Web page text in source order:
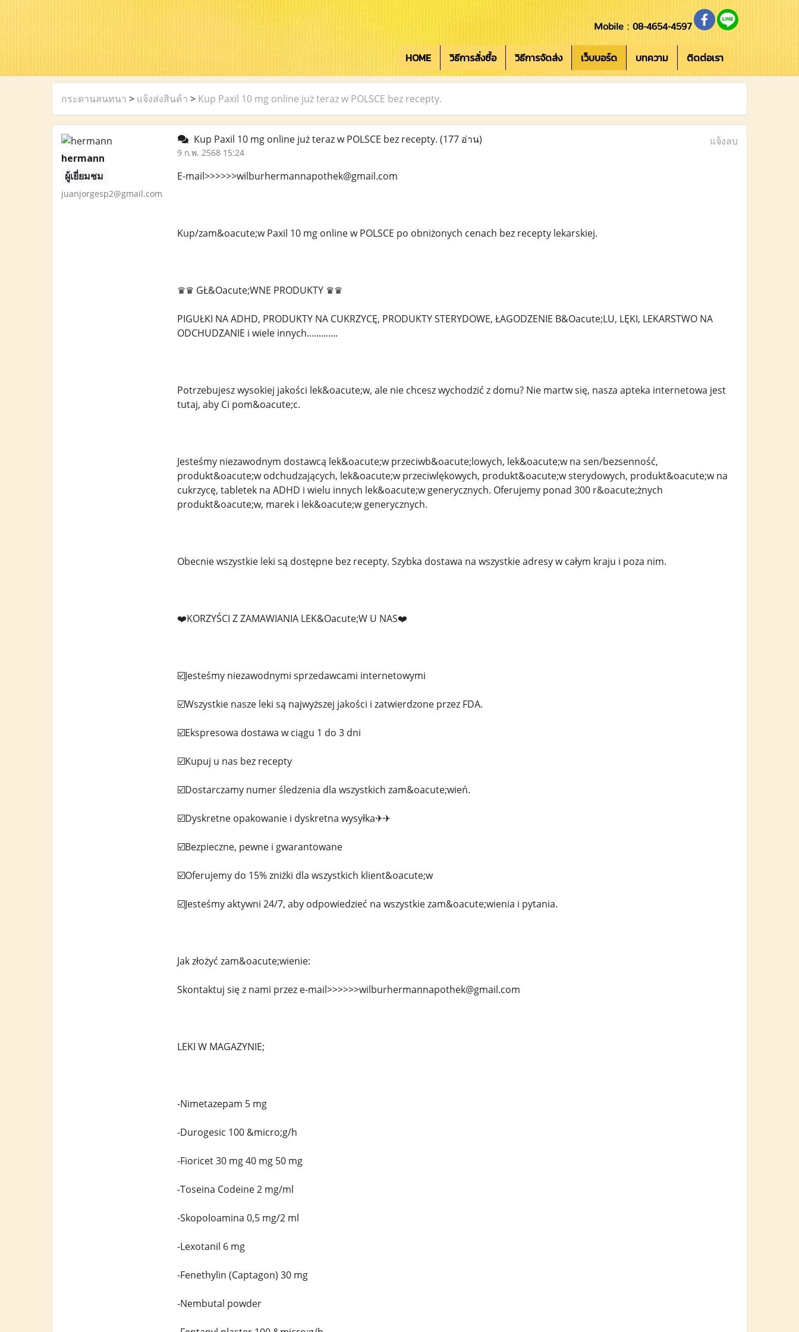
Mobile : 08-4654-4597
HOME วิธีการสั่งซื้อ วิธีการจัดส่ง เว็บบอร์ด บทความ ติดต่อเรา
กระดานสนทนา > แจ้งส่งสินค้า > Kup Paxil 10 mg online już teraz w POLSCE bez recepty.
hermann
ผู้เยี่ยมชม
juanjorgesp2@gmail.com
Kup Paxil 10 mg online już teraz w POLSCE bez recepty. (177 อ่าน)
9 ก.พ. 2568 15:24
แจ้งลบ
E-mail>>>>>>wilburhermannapothek@gmail.com
Kup/zam&oacute;w Paxil 10 mg online w POLSCE po obniżonych cenach bez recepty lekarskiej.
♛♛ GŁ&Oacute;WNE PRODUKTY ♛♛
PIGUŁKI NA ADHD, PRODUKTY NA CUKRZYCĘ, PRODUKTY STERYDOWE, ŁAGODZENIE B&Oacute;LU, LĘKI, LEKARSTWO NA
ODCHUDZANIE i wiele innych.............
Potrzebujesz wysokiej jakości lek&oacute;w, ale nie chcesz wychodzić z domu? Nie martw się, nasza apteka internetowa jest
tutaj, aby Ci pom&oacute;c.
Jesteśmy niezawodnym dostawcą lek&oacute;w przeciwb&oacute;lowych, lek&oacute;w na sen/bezsenność,
produkt&oacute;w odchudzających, lek&oacute;w przeciwlękowych, produkt&oacute;w sterydowych, produkt&oacute;w na
cukrzycę, tabletek na ADHD i wielu innych lek&oacute;w generycznych. Oferujemy ponad 300 r&oacute;żnych
produkt&oacute;w, marek i lek&oacute;w generycznych.
Obecnie wszystkie leki są dostępne bez recepty. Szybka dostawa na wszystkie adresy w całym kraju i poza nim.
❤️KORZYŚCI Z ZAMAWIANIA LEK&Oacute;W U NAS❤️
☑️Jesteśmy niezawodnymi sprzedawcami internetowymi
☑️Wszystkie nasze leki są najwyższej jakości i zatwierdzone przez FDA.
☑️Ekspresowa dostawa w ciągu 1 do 3 dni
☑️Kupuj u nas bez recepty
☑️Dostarczamy numer śledzenia dla wszystkich zam&oacute;wień.
☑️Dyskretne opakowanie i dyskretna wysyłka✈✈
☑️Bezpieczne, pewne i gwarantowane
☑️Oferujemy do 15% zniżki dla wszystkich klient&oacute;w
☑️Jesteśmy aktywni 24/7, aby odpowiedzieć na wszystkie zam&oacute;wienia i pytania.
Jak złożyć zam&oacute;wienie:
Skontaktuj się z nami przez e-mail>>>>>>wilburhermannapothek@gmail.com
LEKI W MAGAZYNIE;
-Nimetazepam 5 mg
-Durogesic 100 &micro;g/h
-Fioricet 30 mg 40 mg 50 mg
-Toseina Codeine 2 mg/ml
-Skopoloamina 0,5 mg/2 ml
-Lexotanil 6 mg
-Fenethylin (Captagon) 30 mg
-Nembutal powder